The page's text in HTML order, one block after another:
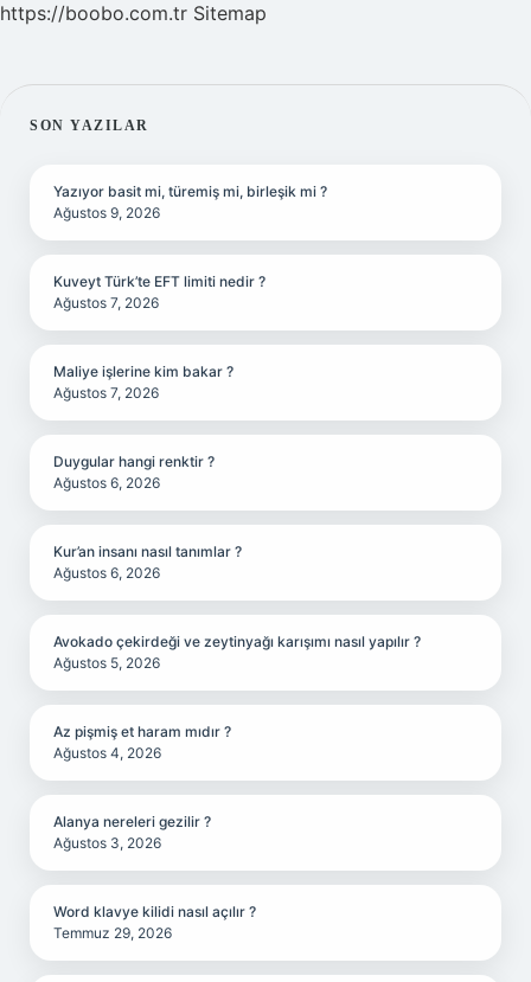
https://boobo.com.tr Sitemap
SIDEBAR
SON YAZILAR
Yazıyor basit mi, türemiş mi, birleşik mi ?
Ağustos 9, 2026
Kuveyt Türk’te EFT limiti nedir ?
Ağustos 7, 2026
Maliye işlerine kim bakar ?
Ağustos 7, 2026
Duygular hangi renktir ?
Ağustos 6, 2026
Kur’an insanı nasıl tanımlar ?
Ağustos 6, 2026
Avokado çekirdeği ve zeytinyağı karışımı nasıl yapılır ?
Ağustos 5, 2026
Az pişmiş et haram mıdır ?
Ağustos 4, 2026
Alanya nereleri gezilir ?
Ağustos 3, 2026
Word klavye kilidi nasıl açılır ?
Temmuz 29, 2026